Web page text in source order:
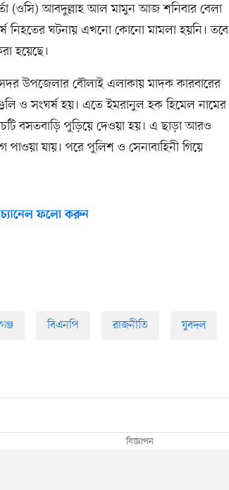
(ওসি) আবদুল্লাহ আল মামুন আজ শনিবার বেলা
নিহতের ঘটনায় এখনো কোনো মামলা হয়নি। তবে
হয়েছে।
উপজেলার বৌলাই এলাকায় মাদক কারবারের
ও সংঘর্ষ হয়। এতে ইমরানুল হক হিমেল নামের
বসতবাড়ি পুড়িয়ে দেওয়া হয়। এ ছাড়া আরও
যায়। পরে পুলিশ ও সেনাবাহিনী গিয়ে
ফলো করুন
বিএনপি রাজনীতি যুবদল